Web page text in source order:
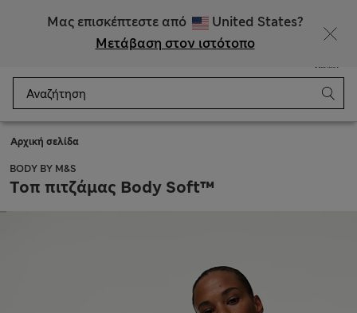
Μας επισκέπτεστε από
United States?
Μετάβαση στον ιστότοπο
Αρχική σελίδα
BODY BY M&S
Τοπ πιτζάμας Body Soft™